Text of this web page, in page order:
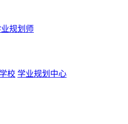
规划师
校 学业规划中心